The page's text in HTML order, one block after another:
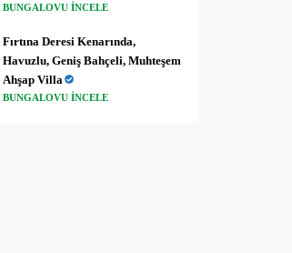
BUNGALOVU INCELE
Fırtına Deresi Kenarında,
Havuzlu, Geniş Bahçeli, Muhteşem
Ahşap Villa
BUNGALOVU INCELE